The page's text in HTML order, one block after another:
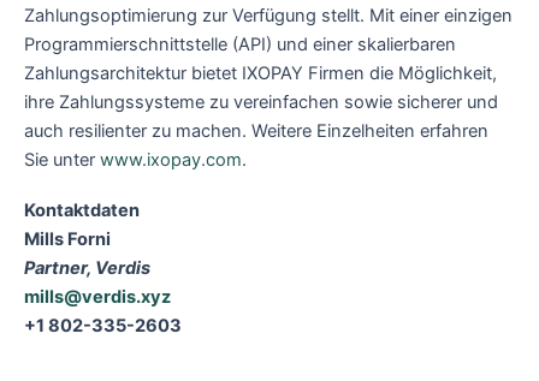
Zahlungsoptimierung zur Verfügung stellt. Mit einer einzigen
Programmierschnittstelle (API) und einer skalierbaren
Zahlungsarchitektur bietet IXOPAY Firmen die Möglichkeit,
ihre Zahlungssysteme zu vereinfachen sowie sicherer und
auch resilienter zu machen. Weitere Einzelheiten erfahren
Sie unter www.ixopay.com.
Kontaktdaten
Mills Forni
Partner, Verdis
mills@verdis.xyz
+1 802-335-2603